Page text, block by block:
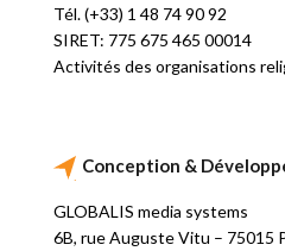
Tél. (+33) 1 48 74 90 92
SIRET: 775 675 465 00014
Activités des organisations
Conception &
GLOBALIS media systems
6B, rue Auguste Vitu – 75015